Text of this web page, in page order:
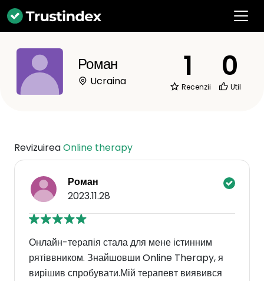
Роман
Ucraina 1
Recenzii
0
Util
RevizuireaOnline therapy
Роман
2023.11.28
Онлайн-терапія стала для мене істинним
рятіввником. Знайшовши Online Therapy, я
вирішив спробувати.Мій терапевт виявився